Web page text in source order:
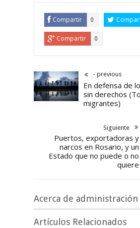
Compartir 0
Compartir 0
- previous
En defensa de
sin derechos
migrantes)
Siguiente
Puertos, exportadoras y
narcos en Rosario, y un
Estado que no puede o no
quiere
Acerca de administración
Artículos Relacionados